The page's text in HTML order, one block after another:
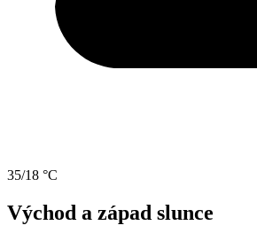
35/18 °C
Východ a západ slunce